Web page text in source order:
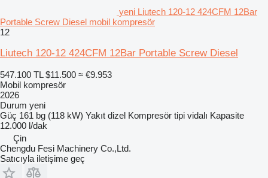
yeni Liutech 120-12 424CFM 12Bar
Portable Screw Diesel mobil kompresör
12
Liutech 120-12 424CFM 12Bar Portable Screw Diesel
547.100 TL $11.500 ≈ €9.953
Mobil kompresör
2026
Durum yeni
Güç 161 bg (118 kW) Yakıt dizel Kompresör tipi vidalı Kapasite
12.000 l/dak
Çin
Chengdu Fesi Machinery Co.,Ltd.
Satıcıyla iletişime geç